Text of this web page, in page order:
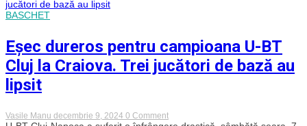
ul
Clujului
BASCHET
Eșec dureros pentru campioana U-BT
Cluj la Craiova. Trei jucători de bază au
lipsit
Vasile Manu decembrie 9, 2024 0 Commenton